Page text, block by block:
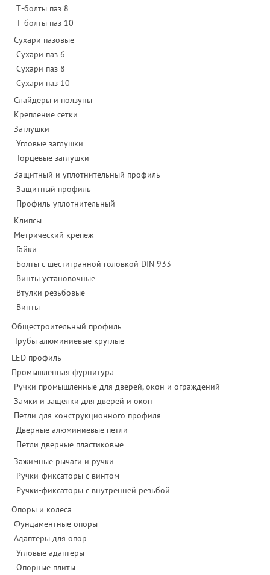
Т-болты паз 8
Т-болты паз 10
Сухари пазовые
Сухари паз 6
Сухари паз 8
Сухари паз 10
Слайдеры и ползуны
Крепление сетки
Заглушки
Угловые заглушки
Торцевые заглушки
Защитный и уплотнительный профиль
Защитный профиль
Профиль уплотнительный
Клипсы
Метрический крепеж
Гайки
Болты с шестигранной головкой DIN 933
Винты установочные
Втулки резьбовые
Винты
Общестроительный профиль
Трубы алюминиевые круглые
LED профиль
Промышленная фурнитура
Ручки промышленные для дверей, окон и ограждений
Замки и защелки для дверей и окон
Петли для конструкционного профиля
Дверные алюминиевые петли
Петли дверные пластиковые
Зажимные рычаги и ручки
Ручки-фиксаторы c винтом
Ручки-фиксаторы c внутренней резьбой
Опоры и колеса
Фундаментные опоры
Адаптеры для опор
Угловые адаптеры
Опорные плиты